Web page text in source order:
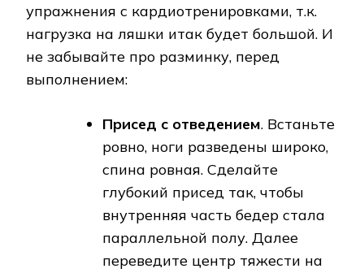
упражнения с кардиотренировками, т.к.
нагрузка на ляшки итак будет большой. И
не забывайте про разминку, перед
выполнением:
Присед с отведением. Встаньте
ровно, ноги разведены широко,
спина ровная. Сделайте
глубокий присед так, чтобы
внутренняя часть бедер стала
параллельной полу. Далее
переведите центр тяжести на